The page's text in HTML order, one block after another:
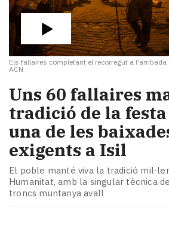
Els fallaires completant el recorregut a
ACN
Uns 60 fallaires
tradició de la
una de les
exigents a Isil
El poble manté viva la tradició
Humanitat, amb la singular tècnica
troncs muntanya avall